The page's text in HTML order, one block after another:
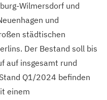
Wilmersdorf und
und
städtischen
Der Bestand soll bis
auf insgesamt rund
Q1/2024 befinden
einem